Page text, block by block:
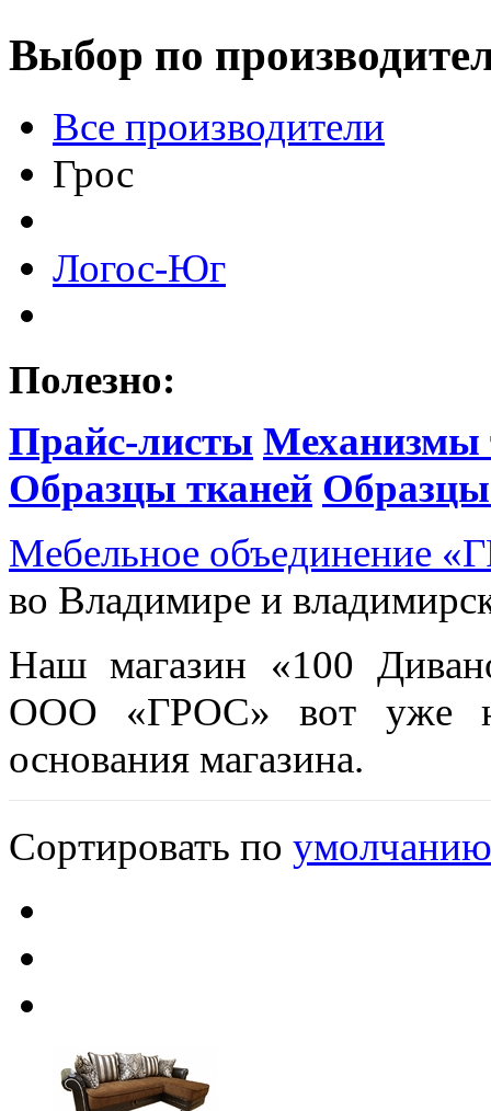
Выбор по
Все производители
Грос
Логос-Юг
Полезно:
Прайс-листы Механизмы
Образцы тканей
Мебельное объединение «
во Владимире и
Наш магазин
«100
ООО
«ГРОС» вот уже
основания магазина.
Сортировать по умолчанию